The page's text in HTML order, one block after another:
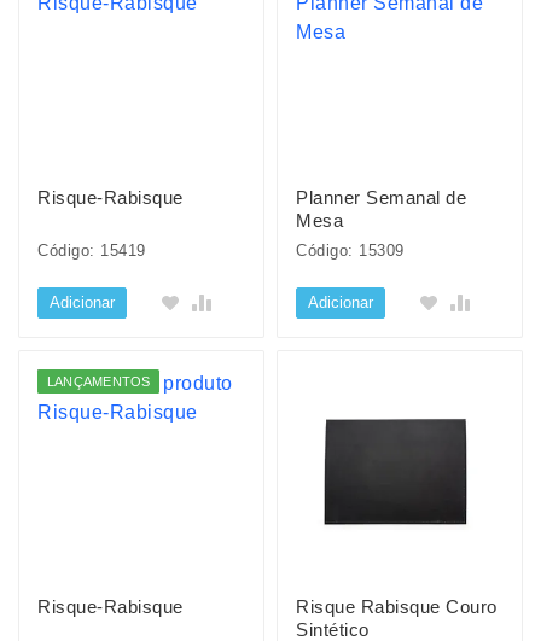
Risque-Rabisque
Código: 15419
Adicionar
Planner Semanal de
Mesa
Código: 15309
Adicionar
LANÇAMENTOS
Risque-Rabisque
Risque Rabisque Couro
Sintético